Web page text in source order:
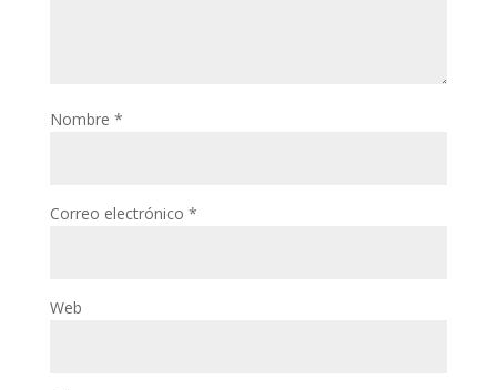
Nombre *
Correo electrónico *
Web